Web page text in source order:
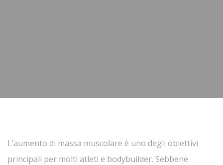
L’aumento di massa muscolare è uno degli obiettivi
principali per molti atleti e bodybuilder. Sebbene